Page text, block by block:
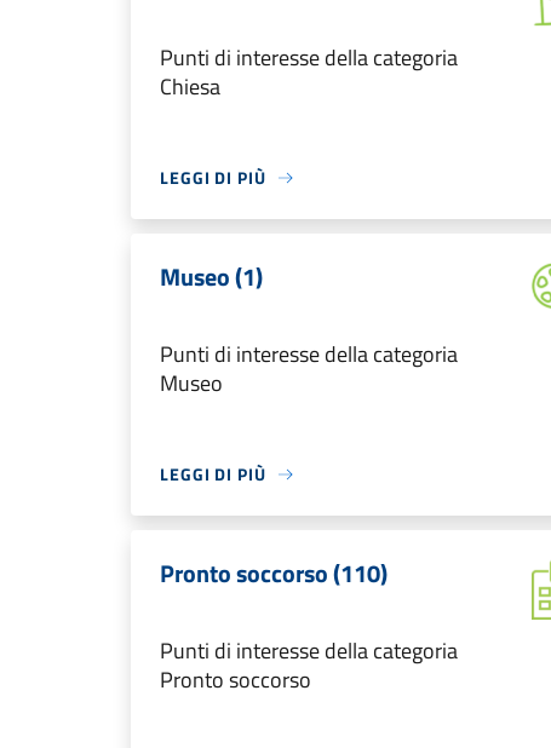
Punti di interesse della categoria
Chiesa
LEGGI DI PIÙ
Museo (1)
Punti di interesse della categoria
Museo
LEGGI DI PIÙ
Pronto soccorso (110)
Punti di interesse della categoria
Pronto soccorso